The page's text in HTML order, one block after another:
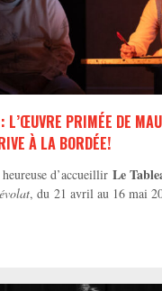
L’ŒUVRE PRIMÉE DE
À LA BORDÉE!
d’accueillir Le
, du 21 avril au 16 mai